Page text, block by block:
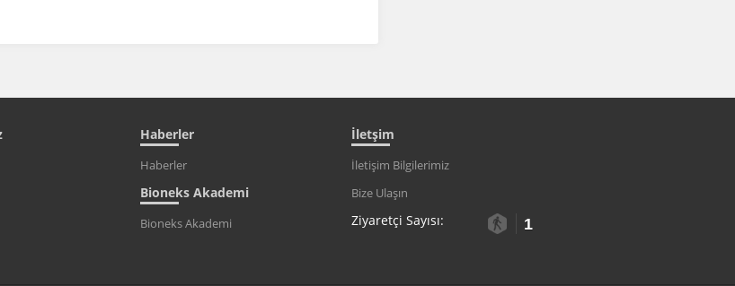
Haberler
Haberler
Bioneks Akademi
Bioneks Akademi
İletşim
İletişim Bilgilerimiz
Bize Ulaşın
Ziyaretçi Sayısı: 1